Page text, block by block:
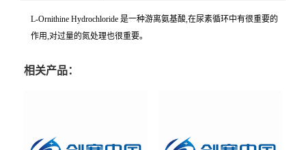
L-Ornithine Hydrochloride 是一种游离氨基酸,在尿素循环中有很重要的
作用,对过量的氮处理也很重要。
相关产品：